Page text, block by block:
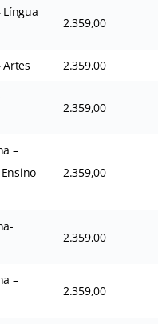
Língua
2.359,00
Artes 2.359,00
2.359,00
–
2.359,00
2.359,00
–
2.359,00